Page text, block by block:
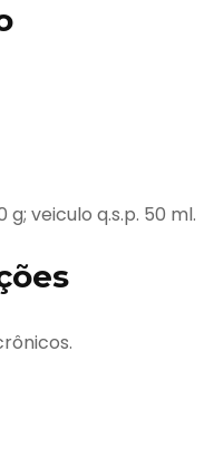
g; veiculo q.s.p. 50 ml.